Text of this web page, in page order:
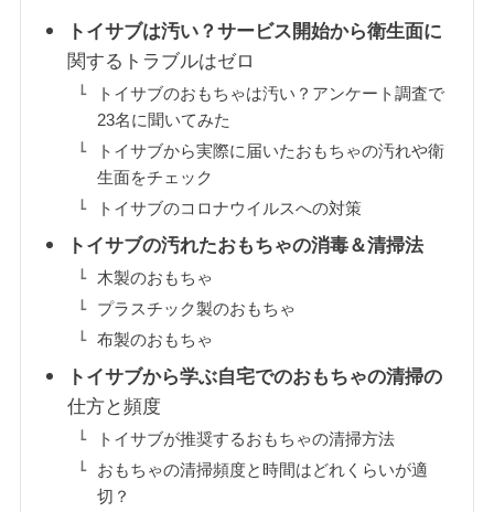
トイサブは汚い？サービス開始から衛生面に
関するトラブルはゼロ
トイサブのおもちゃは汚い？アンケート調査で
23名に聞いてみた
トイサブから実際に届いたおもちゃの汚れや衛
生面をチェック
トイサブのコロナウイルスへの対策
トイサブの汚れたおもちゃの消毒＆清掃法
木製のおもちゃ
プラスチック製のおもちゃ
布製のおもちゃ
トイサブから学ぶ自宅でのおもちゃの清掃の
仕方と頻度
トイサブが推奨するおもちゃの清掃方法
おもちゃの清掃頻度と時間はどれくらいが適
切？